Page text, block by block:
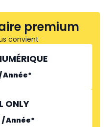
premium
convient
Année*
ONLY
/Année*